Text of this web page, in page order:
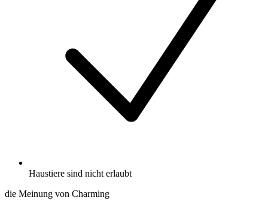
Haustiere sind nicht erlaubt
die Meinung von Charming